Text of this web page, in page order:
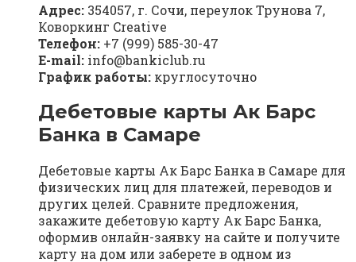
Адрес: 354057, г. Сочи, переулок Трунова 7,
Коворкинг Creative
Телефон: +7 (999) 585-30-47
E-mail: info@bankiclub.ru
График работы: круглосуточно
Дебетовые карты Ак Барс
Банка в Самаре
Дебетовые карты Ак Барс Банка в Самаре для
физических лиц для платежей, переводов и
других целей. Сравните предложения,
закажите дебетовую карту Ак Барс Банка,
оформив онлайн-заявку на сайте и получите
карту на дом или заберете в одном из